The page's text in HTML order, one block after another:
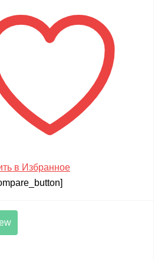
₽.
в Избранное